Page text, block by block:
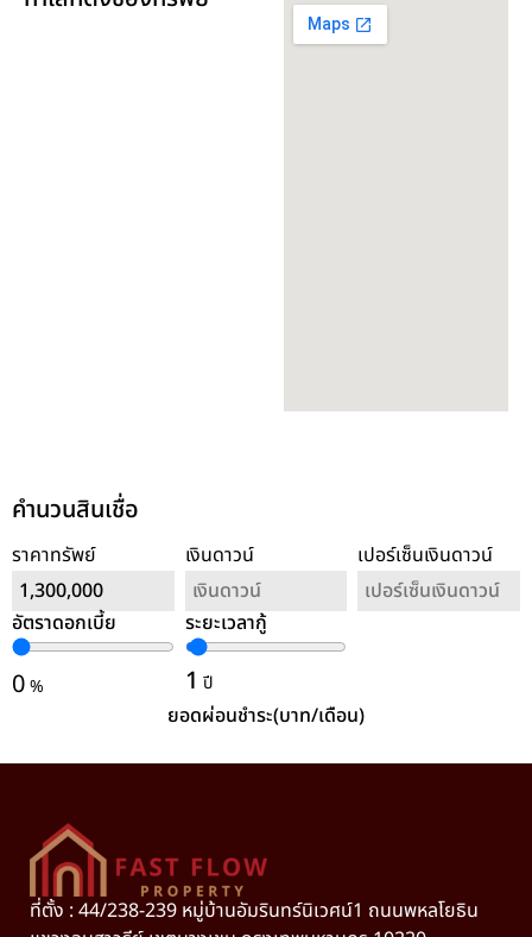
คำนวนสินเชื่อ
ราคาทรัพย์ เงินดาวน์ เปอร์เซ็นเงินดาวน์
อัตราดอกเบี้ย
0%
ระยะเวลากู้
1 ปี
ยอดผ่อนชำระ(บาท/เดือน)
ที่ตั้ง : 44/238-239 หมู่บ้านอัมรินทร์นิเวศน์1 ถนนพหลโยธิน